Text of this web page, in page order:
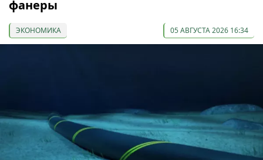
фанеры
ЭКОНОМИКА 05 АВГУСТА 2026 16:34